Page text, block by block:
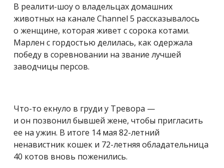
В реалити-шоу о владельцах домашних
животных на канале Channel 5 рассказывалось
о женщине, которая живет с сорока котами.
Марлен с гордостью делилась, как одержала
победу в соревновании на звание лучшей
заводчицы персов.
Что-то екнуло в груди у Тревора —
и он позвонил бывшей жене, чтобы пригласить
ее на ужин. В итоге 14 мая 82-летний
ненавистник кошек и 72-летняя обладательница
40 котов вновь поженились.